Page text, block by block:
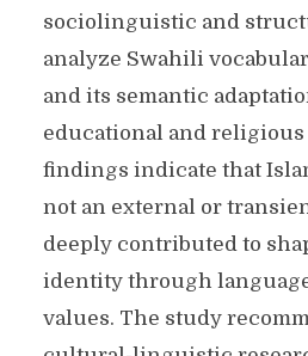
sociolinguistic and
analyze Swahili
and its semantic
educational and religious
findings indicate that
not an external or
deeply contributed to
identity through
values. The study